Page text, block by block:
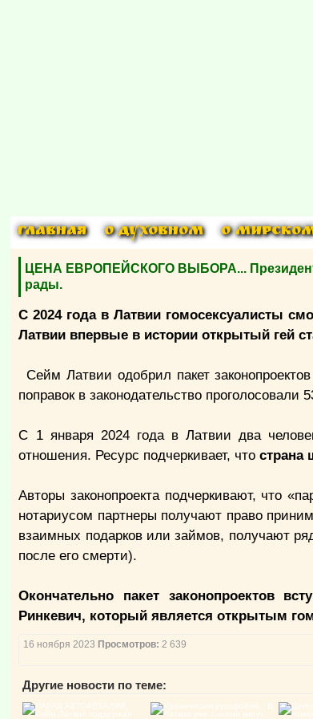
ГЛАВНАЯ О ДУХОВНОМ О
ЦЕНА ЕВРОПЕЙСКОГО ВЫБОРА... Президент
рады.
С 2024 года в Латвии гомосексуалисты
Латвии впервые в истории открытый гей
Сейм Латвии одобрил пакет
поправок в законодательство проголосовали
С 1 января 2024 года в Латвии два
отношения. Ресурс подчеркивает, чтострана
Авторы законопроекта подчеркивают, что
нотариусом партнеры получают право
взаимных подарков или займов, получают
после его смерти).
Окончательно пакет законопроектов
Ринкевич, который является открытым
16 ноября 2023 Просмотров: 2 639
Другие новости по теме: